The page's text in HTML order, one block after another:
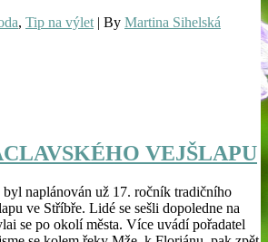
, Tip na výlet | By Martina Sihelská
VEJŠLAPU
naplánován už 17. ročník tradičního
ve Stříbře. Lidé se sešli dopoledne na
se po okolí města. Více uvádí pořadatel